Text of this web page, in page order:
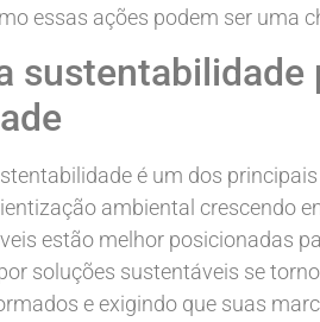
essas ações podem ser uma
sustentabilidade
é um dos
ambiental crescendo
estão melhor posicionadas
soluções sustentáveis se
e exigindo que suas